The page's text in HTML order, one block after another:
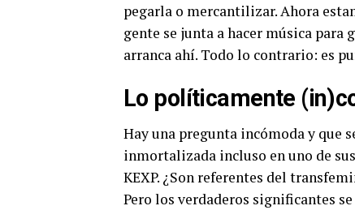
pegarla o mercantilizar. Ahora
gente se junta a hacer música
arranca ahí. Todo lo contrario: es
Lo políticamente
Hay una pregunta incómoda y que
inmortalizada incluso en uno de
KEXP. ¿Son referentes del
Pero los verdaderos significantes